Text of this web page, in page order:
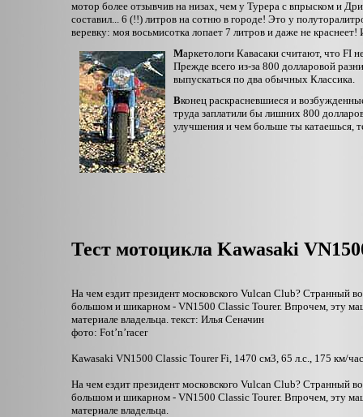
мотор более отзывчив на низах, чем у Турера с впрыском и
составил... 6 (!!) литров на сотню в городе! Это у
веревку: моя восьмисотка лопает 7 литров и даже не краснеет!
Маркетологи Кавасаки считают, что FI
Прежде всего из-за 800 долларовой
выпускаться по два обычных Классика.
Вконец раскрасневшиеся и
труда заплатили бы лишних 800
улучшения и чем больше ты катаешься,
Тест мотоцикла Kawasaki
На чем ездит президент московского Vulcan Club? Странный
большом и шикарном - VN1500 Classic Tourer. Впрочем, эту
материале владельца. текст: Илья Сеначин
фото: Fot’n’racer
Kawasaki VN1500 Classic Tourer Fi, 1470 см3, 65 л.с., 175 км/
На чем ездит президент московского Vulcan Club? Странный
большом и шикарном - VN1500 Classic Tourer. Впрочем, эту
материале владельца.